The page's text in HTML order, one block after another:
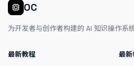
OC
为开发者与创作者构建的 AI 知识操作系统
最新教程 最